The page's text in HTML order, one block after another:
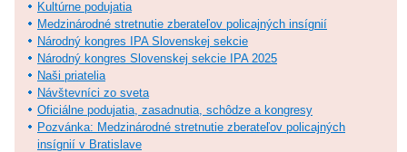
Kultúrne podujatia
Medzinárodné stretnutie zberateľov policajných insígnií
Národný kongres IPA Slovenskej sekcie
Národný kongres Slovenskej sekcie IPA 2025
Naši priatelia
Návštevníci zo sveta
Oficiálne podujatia, zasadnutia, schôdze a kongresy
Pozvánka: Medzinárodné stretnutie zberateľov policajných
insígnií v Bratislave